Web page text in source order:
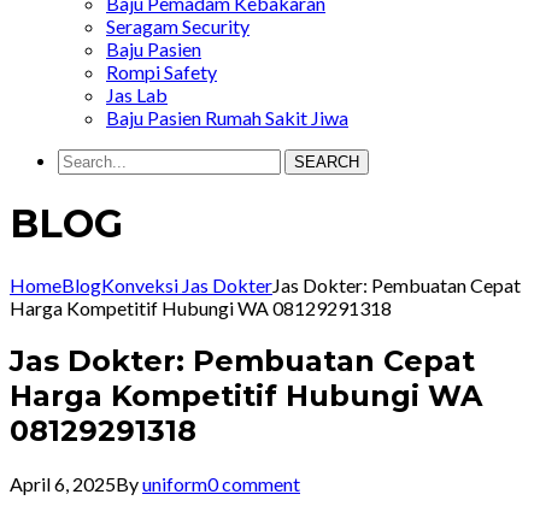
Seragam Security
Baju Pasien
Rompi Safety
Jas Lab
Baju Pasien Rumah Sakit Jiwa
SEARCH
BLOG
HomeBlogKonveksi Jas DokterJas Dokter: Pembuatan Cepat
Harga Kompetitif Hubungi WA 08129291318
Jas Dokter: Pembuatan Cepat
Harga Kompetitif Hubungi WA
08129291318
April 6, 2025Byuniform0 comment